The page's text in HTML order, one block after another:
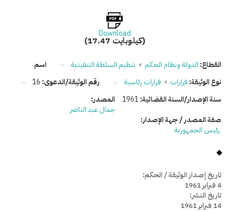
Download
(17.47 كيلوبايت)
القطاع: الدولة ونظام الحكم › تنظيم السلطة التنفيذية
نوع الوثيقة: قرارات › قرارات رئاسية رقم الوثيقة/الدعوى: 16
سنة الإصدار/السنة القضائية: 1961
اسم
المصدر:
جمال عبد الناصر
صفة المصدر / جهة الإصدار:
رئيس الجمهورية
تاريخ إصدار الوثيقة / الحكم:
4 فبراير 1961
تاريخ النشر:
14 فبراير 1961